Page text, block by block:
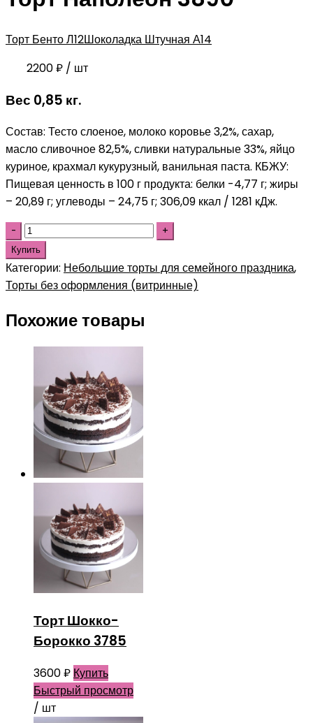
Торт Бенто Л12Шоколадка Штучная А14
2200₽ / шт
Вес 0,85 кг.
Состав: Тесто слоеное, молоко коровье 3,2%, сахар,
масло сливочное 82,5%, сливки натуральные 33%, яйцо
куриное, крахмал кукурузный, ванильная паста. КБЖУ:
Пищевая ценность в 100 г продукта: белки -4,77 г; жиры
– 20,89 г; углеводы – 24,75 г; 306,09 ккал / 1281 кДж.
Купить
Категории: Небольшие торты для семейного праздника,
Торты без оформления (витринные)
Похожие товары
Торт Шокко-
Борокко 3785
3600₽ Купить
Быстрый просмотр
/ шт